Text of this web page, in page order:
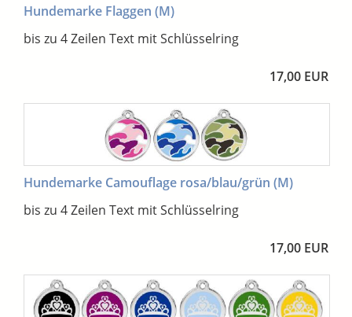
Hundemarke Flaggen (M)
bis zu 4 Zeilen Text mit Schlüsselring
17,00 EUR
Hundemarke Camouflage rosa/blau/grün (M)
bis zu 4 Zeilen Text mit Schlüsselring
17,00 EUR